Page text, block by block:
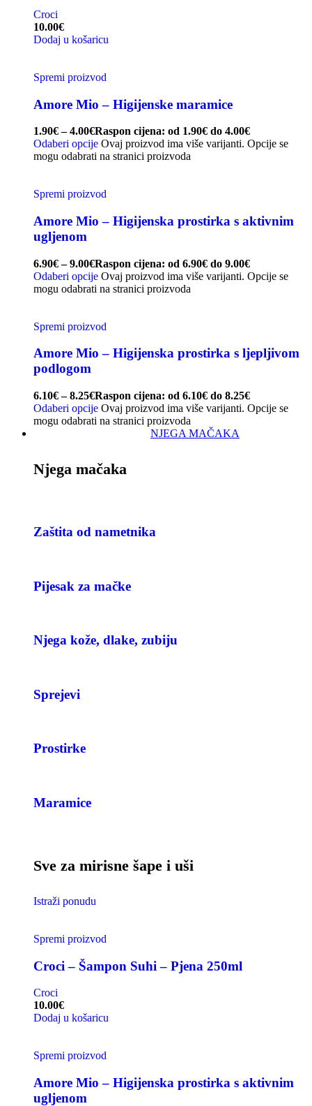
Croci
10.00€
Dodaj u košaricu
Spremi proizvod
Amore Mio – Higijenske maramice
1.90€ – 4.00€Raspon cijena: od 1.90€ do 4.00€
Odaberi opcije Ovaj proizvod ima više varijanti. Opcije se
mogu odabrati na stranici proizvoda
Spremi proizvod
Amore Mio – Higijenska prostirka s aktivnim
ugljenom
6.90€ – 9.00€Raspon cijena: od 6.90€ do 9.00€
Odaberi opcije Ovaj proizvod ima više varijanti. Opcije se
mogu odabrati na stranici proizvoda
Spremi proizvod
Amore Mio – Higijenska prostirka s ljepljivom
podlogom
6.10€ – 8.25€Raspon cijena: od 6.10€ do 8.25€
Odaberi opcije Ovaj proizvod ima više varijanti. Opcije se
mogu odabrati na stranici proizvoda
NJEGA MAČAKA
Njega mačaka
Zaštita od nametnika
Pijesak za mačke
Njega kože, dlake, zubiju
Sprejevi
Prostirke
Maramice
Sve za mirisne šape i uši
Istraži ponudu
Spremi proizvod
Croci – Šampon Suhi – Pjena 250ml
Croci
10.00€
Dodaj u košaricu
Spremi proizvod
Amore Mio – Higijenska prostirka s aktivnim
ugljenom